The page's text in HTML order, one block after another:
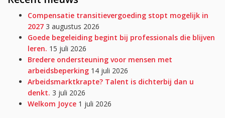
Compensatie transitievergoeding stopt mogelijk in
2027 3 augustus 2026
Goede begeleiding begint bij professionals die blijven
leren. 15 juli 2026
Bredere ondersteuning voor mensen met
arbeidsbeperking 14 juli 2026
Arbeidsmarktkrapte? Talent is dichterbij dan u
denkt. 3 juli 2026
Welkom Joyce 1 juli 2026